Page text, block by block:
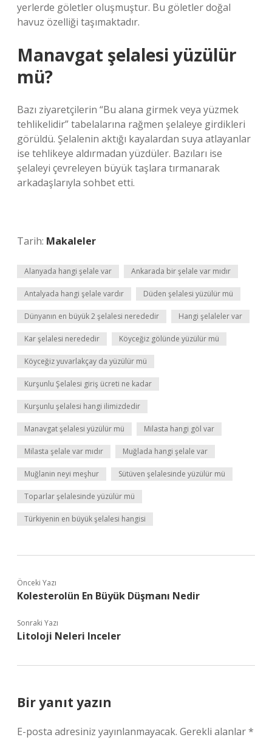
yerlerde göletler oluşmuştur. Bu göletler doğal
havuz özelliği taşımaktadır.
Manavgat şelalesi yüzülür
mü?
Bazı ziyaretçilerin “Bu alana girmek veya yüzmek
tehlikelidir” tabelalarına rağmen şelaleye girdikleri
görüldü. Şelalenin aktığı kayalardan suya atlayanlar
ise tehlikeye aldırmadan yüzdüler. Bazıları ise
şelaleyi çevreleyen büyük taşlara tırmanarak
arkadaşlarıyla sohbet etti.
Tarih: Makaleler
Alanyada hangi şelale var Ankarada bir şelale var mıdır
Antalyada hangi şelale vardır Düden şelalesi yüzülür mü
Dünyanın en büyük 2 şelalesi nerededir Hangi şelaleler var
Kar şelalesi nerededir Köyceğiz gölünde yüzülür mü
Köyceğiz yuvarlakçay da yüzülür mü
Kurşunlu Şelalesi giriş ücreti ne kadar
Kurşunlu şelalesi hangi ilimizdedir
Manavgat şelalesi yüzülür mü Milasta hangi göl var
Milasta şelale var mıdır Muğlada hangi şelale var
Muğlanin neyi meşhur Sütüven şelalesinde yüzülür mü
Toparlar şelalesinde yüzülür mü
Türkiyenin en büyük şelalesi hangisi
Önceki Yazı
Kolesterolün En Büyük Düşmanı Nedir
Sonraki Yazı
Litoloji Neleri Inceler
Bir yanıt yazın
E-posta adresiniz yayınlanmayacak. Gerekli alanlar*